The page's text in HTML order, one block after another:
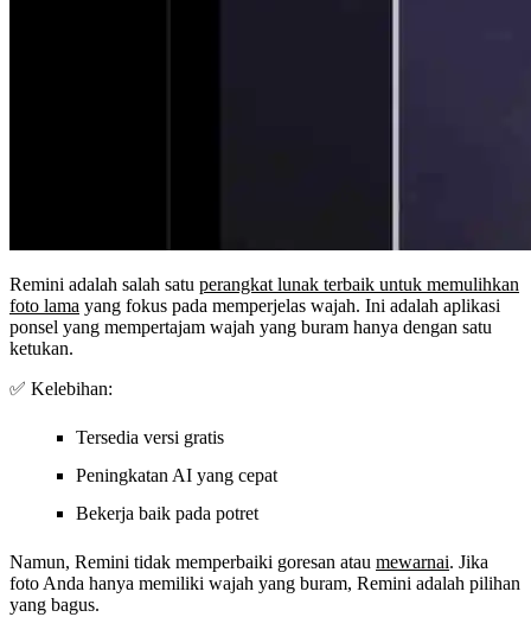
Remini adalah salah satu perangkat lunak terbaik untuk memulihkan
foto lama yang fokus pada memperjelas wajah. Ini adalah aplikasi
ponsel yang mempertajam wajah yang buram hanya dengan satu
ketukan.
✅ Kelebihan:
Tersedia versi gratis
Peningkatan AI yang cepat
Bekerja baik pada potret
Namun, Remini tidak memperbaiki goresan atau mewarnai. Jika
foto Anda hanya memiliki wajah yang buram, Remini adalah pilihan
yang bagus.